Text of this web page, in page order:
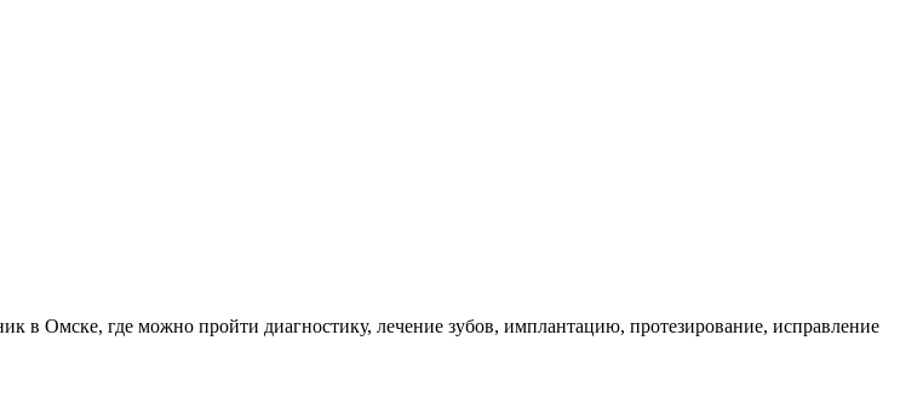
в Омске, где можно пройти диагностику, лечение зубов, имплантацию, протезирование, исправление